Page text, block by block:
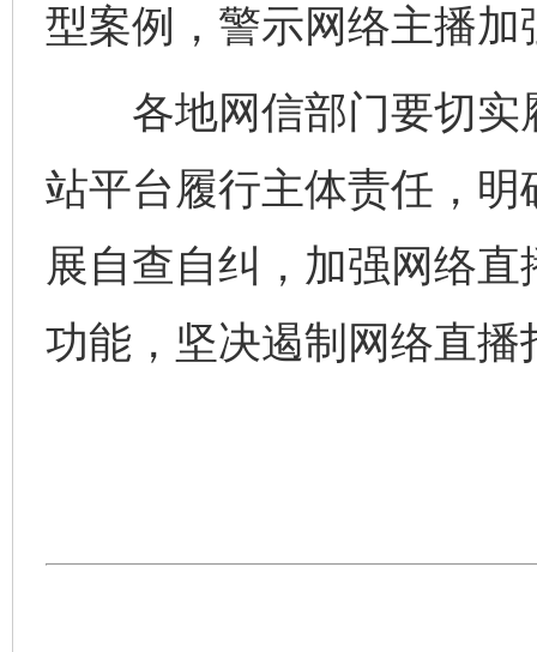
型案例，警示网络主播
各地网信部门要切实
站平台履行主体责任，
展自查自纠，加强网络
功能，坚决遏制网络直